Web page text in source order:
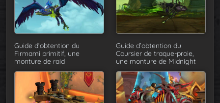
Guide d’obtention du
Firmami primitif, une
monture de raid
Guide d’obtention du
Coursier de traque-proie,
une monture de Midnight